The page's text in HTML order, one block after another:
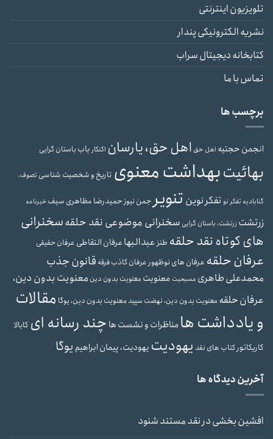
تلویزیون اینترنتی
نشریه الکترونیکی پندار
کتابخانه دیجیتال سراب
تماس با ما
برچسب ها
انجمن حجتیه اهل حق اهل حق، یارسان اکنکارباب باستان گرایی
بهائیتبهداشت معنوی تاریخ و شخصیت شناسی تصوف،
گنابادیه تفکر نوتفکر نوین تنویر جمن نیوزحمیدرضا مظاهری سیفخبرنامه
زرتشت زرتشت، باستان گرایی سخنرانی موضوعی نقد حلقهسخنرانی
های کوتاه نقد حلقه طنزعبدالبهاعرفان التقاطی عرفان حقیقی
عرفان حلقه عرفان های نوظهورعرفان کاذبفرقه قانون جذب
محمدعلی طاهری مسیحیت معنویت معنویت بدون دین معنویت بدون دین،
عرفان حلقه معنویت بدون دین، نهضت سپیدمعنویت بدون دین، یوگا مقالات
و یادداشت هامناظرات و نشست ها چند رسانه ای کابالا
کاریکاتورکتاب های نقد یهودیت یهودیت، پیمان ابراهیم یوگا
آخرین دیدگاه ها
افشین بخشیدرنقد مستند شنود